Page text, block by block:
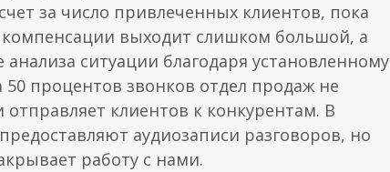
за число привлеченных клиентов, пока
выходит слишком большой, а
ситуации благодаря установленному
процентов звонков отдел продаж не
отправляет клиентов к конкурентам. В
аудиозаписи разговоров, но
работу с нами.